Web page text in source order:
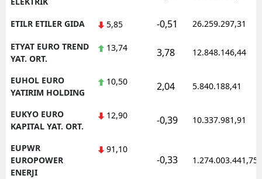
ETILR ETILER GIDA 5,85 -0,51 26.259.297,31
ETYAT EURO TREND
YAT. ORT.
13,74 3,78 12.848.146,44
EUHOL EURO
YATIRIM HOLDING
10,50 2,04 5.840.188,41
EUKYO EURO
KAPITAL YAT. ORT.
12,90 -0,39 10.337.981,91
EUPWR
EUROPOWER
ENERJI
91,10
-0,33 1.274.003.441,75